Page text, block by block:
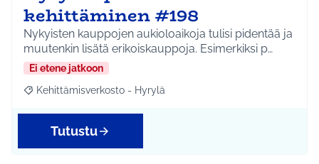
kehittäminen #198
Nykyisten kauppojen aukioloaikoja tulisi pidentää ja
muutenkin lisätä erikoiskauppoja. Esimerkiksi p…
Ei etene jatkoon
Rajaa tulokset aihepiirin mukaan: Kehittämisverkosto - Hyrylä
Kehittämisverkosto - Hyrylä
Tutustu